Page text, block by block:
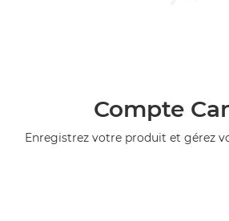
Compte
Enregistrez votre produit et gérez